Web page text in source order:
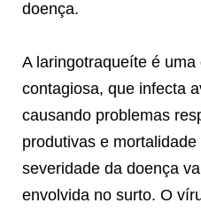
doença.
A laringotraqueíte é
contagiosa, que infecta
causando problemas
produtivas e
severidade da doença
envolvida no surto. O